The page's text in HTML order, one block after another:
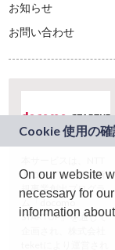
お知らせ
お問い合わせ
ドコモグループの新
規事業創出プログラ
ム「docomo
STARTUP」を通じて
On our website
necessary for
information